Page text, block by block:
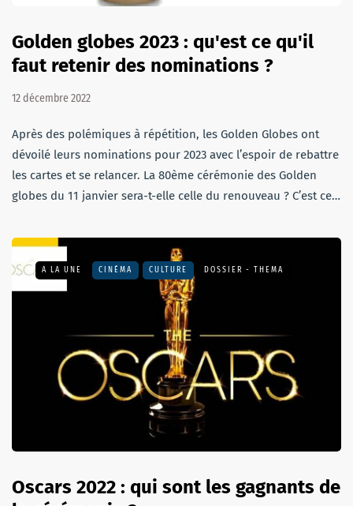
Golden globes 2023 : qu'est ce qu'il
faut retenir des nominations ?
12 décembre 2022
Après des polémiques à répétition, les Golden Globes ont
dévoilé leurs nominations pour 2023 avec l’espoir de rebattre
les cartes et se relancer. La 80ème cérémonie des Golden
globes du 11 janvier sera-t-elle celle du renouveau ? C’est ce…
A LA UNE CINÉMA CULTURE DOSSIER - THEMA
Oscars 2022 : qui sont les gagnants de